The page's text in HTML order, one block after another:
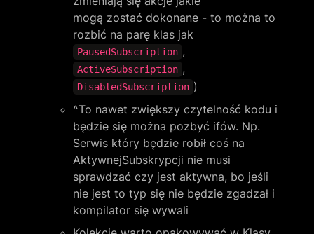
mogą zostać dokonane - to można to
PausedSubscription
ActiveSubscription
DisabledSubscription )
^To nawet zwiększy czytelność kodu i
będzie się można pozbyć ifów. Np.
Serwis który będzie robił coś na
AktywnejSubskrypcji nie musi
sprawdzać czy jest aktywna, bo jeśli
nie jest to typ się nie będzie zgadzał i
kompilator się wywali